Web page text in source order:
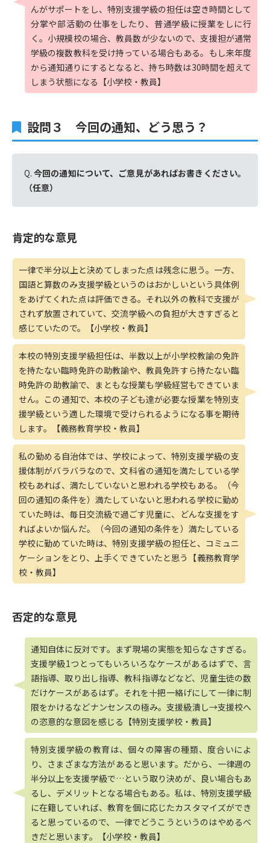
んがサポートをし、特別支援学級の担任は空き時間として
分掌や部活動の仕事をしたり、普通学級に授業をしに行
く。小規模校の場合、教員数が少ないので、支援担が通常
学級の複数教科を受け持っている場合もある。もし来年度
から通知通りにするとなると、持ち時数は30時間を超えて
しまう状態になる【小学校・教員】
設問３ 今回の通知、どう思う？
Q.今回の通知について、ご意見があればお書きください。
（任意）
肯定的な意見
一律で半分以上と決めてしまった点は残念に思う。一方、
国語と算数のみ支援学級というのはおかしいという具体例
をあげてくれた点は評価できる。それ以外の教科で支援が
されず放置されていて、交流学級への負担が大きすぎると
感じていたので。【小学校・教員】
本校の特別支援学級担任は、半数以上が小学校教諭の免許
を持たない臨時免許の助教諭や、教員免許すら持たない臨
時免許の助教諭で、まともな授業も学級経営もできていま
せん。この通知で、本校の子ども達が必要な授業を特別支
援学級という適した環境で受けられるようになる事を期待
します。【義務教育学校・教員】
私の勤める自治体では、学校によって、特別支援学級の支
援体制がバラバラなので、文科省の通知を満たしている学
校もあれば、満たしていないと思われる学校もある。（今
回の通知の条件を）満たしていないと思われる学校に勤め
ていた時は、毎日交流級で過ごす児童に、どんな支援をす
ればよいか悩んだ。（今回の通知の条件を）満たしている
学校に勤めていた時は、特別支援学級の担任と、コミュニ
ケーションをとり、上手くできていたと思う【義務教育学
校・教員】
否定的な意見
通知自体に反対です。まず現場の実態を知らなさすぎる。
支援学級1つとってもいろいろなケースがあるはずで、言
語指導、取り出し指導、教科指導などなど、児童生徒の数
だけケースがあるはず。それを十把一絡げにして一律に制
限をかけるなどナンセンスの極み。支援級潰し→支援校へ
の恣意的な意図を感じる【特別支援学校・教員】
特別支援学級の教育は、個々の障害の種類、度合いによ
り、さまざまな方法があると思います。だから、一律週の
半分以上を支援学級で…という取り決めが、良い場合もあ
るし、デメリットとなる場合もある。私は、特別支援学級
に在籍していれば、教育を個に応じたカスタマイズができ
ると思っているので、一律でどうこうというのはやめるべ
きだと思います。【小学校・教員】